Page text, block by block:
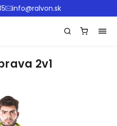
info@ralvon.sk
2v1